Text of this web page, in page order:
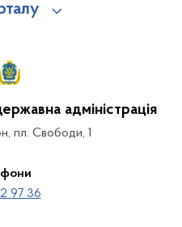
адміністрація
пл. Свободи, 1
97 36